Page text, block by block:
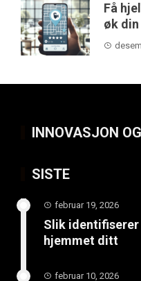
Få
øk
INNOVASJON
SISTE
februar 19, 2026
Slik identifiserer
hjemmet ditt
februar 10, 2026